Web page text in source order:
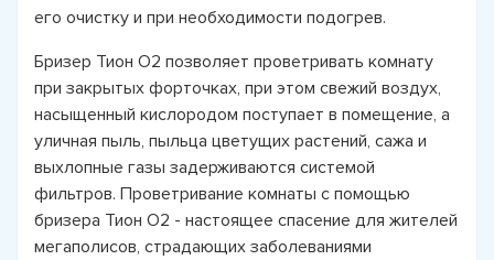
его очистку и при необходимости подогрев.
Бризер Тион О2 позволяет проветривать комнату
при закрытых форточках, при этом свежий воздух,
насыщенный кислородом поступает в помещение, а
уличная пыль, пыльца цветущих растений, сажа и
выхлопные газы задерживаются системой
фильтров. Проветривание комнаты с помощью
бризера Тион О2 - настоящее спасение для жителей
мегаполисов, страдающих заболеваниями